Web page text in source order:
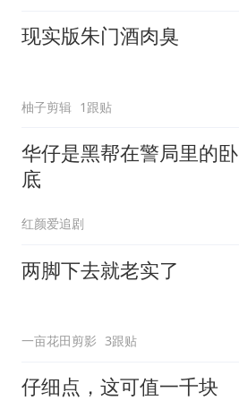
现实版朱门酒肉臭
柚子剪辑 1跟贴
华仔是黑帮在警局里的卧
底
红颜爱追剧
两脚下去就老实了
一亩花田剪影 3跟贴
仔细点，这可值一千块